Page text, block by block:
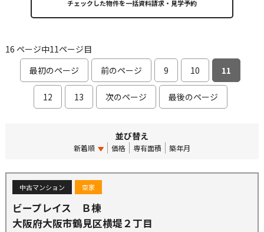
16 ページ中11ページ目
最初のページ
前のページ 9 10 11
12 13 次のページ 最後のページ
並び替え
新着順 価格 専有面積 築年月
中古マンション 空家
ビープレイス Ｂ棟
大阪府大阪市鶴見区横堤２丁目